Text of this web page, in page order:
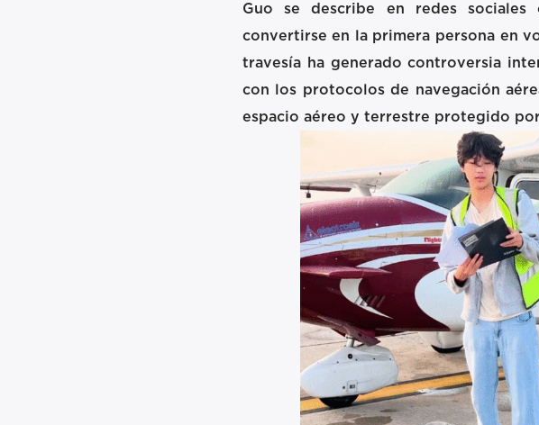
Guo se describe en redes
convertirse en la primera persona en
travesía ha generado controversia
con los protocolos de navegación
espacio aéreo y terrestre protegido